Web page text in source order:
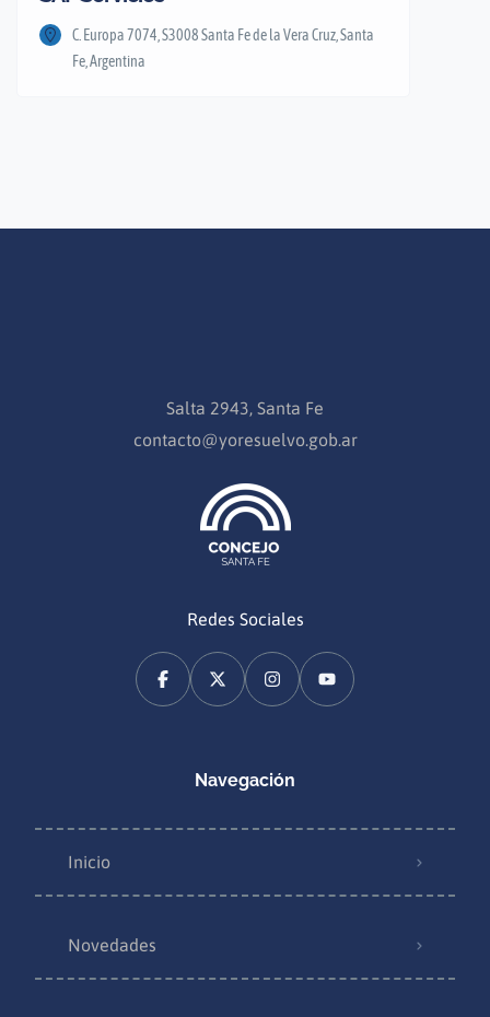
C. Europa 7074, S3008 Santa Fe de la Vera Cruz, Santa
Fe, Argentina
Salta 2943, Santa Fe
contacto@yoresuelvo.gob.ar
Redes Sociales
Navegación
Inicio
Novedades